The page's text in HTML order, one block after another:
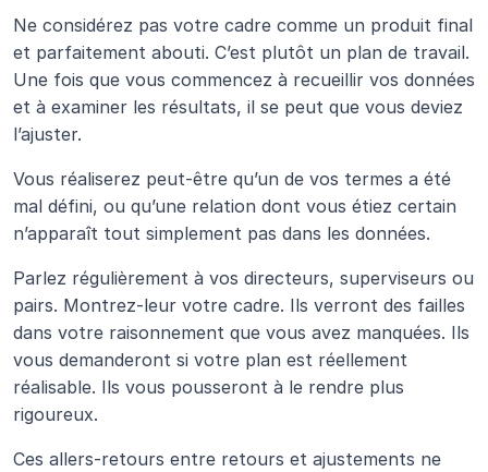
Ne considérez pas votre cadre comme un produit final
et parfaitement abouti. C’est plutôt un plan de travail.
Une fois que vous commencez à recueillir vos données
et à examiner les résultats, il se peut que vous deviez
l’ajuster.
Vous réaliserez peut-être qu’un de vos termes a été
mal défini, ou qu’une relation dont vous étiez certain
n’apparaît tout simplement pas dans les données.
Parlez régulièrement à vos directeurs, superviseurs ou
pairs. Montrez-leur votre cadre. Ils verront des failles
dans votre raisonnement que vous avez manquées. Ils
vous demanderont si votre plan est réellement
réalisable. Ils vous pousseront à le rendre plus
rigoureux.
Ces allers-retours entre retours et ajustements ne